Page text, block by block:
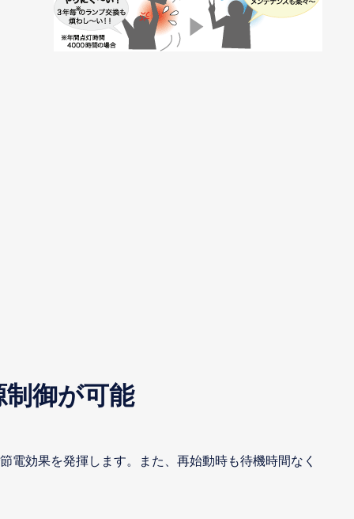
御が可能
電効果を発揮します。また、再始動時も待機時間なく